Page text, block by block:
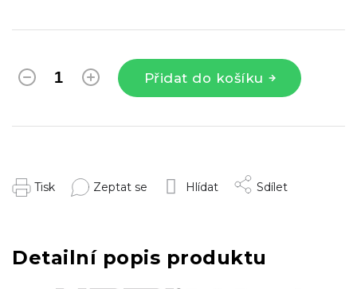
Přidat do košíku
Tisk Zeptat se Hlídat Sdílet
Detailní popis produktu